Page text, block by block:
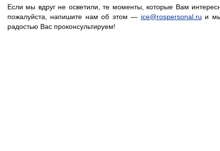
Если мы вдруг не осветили, те моменты, которые Вам
пожалуйста, напишите нам об этом — ice@rospersonal.ru и
радостью Вас проконсультируем!